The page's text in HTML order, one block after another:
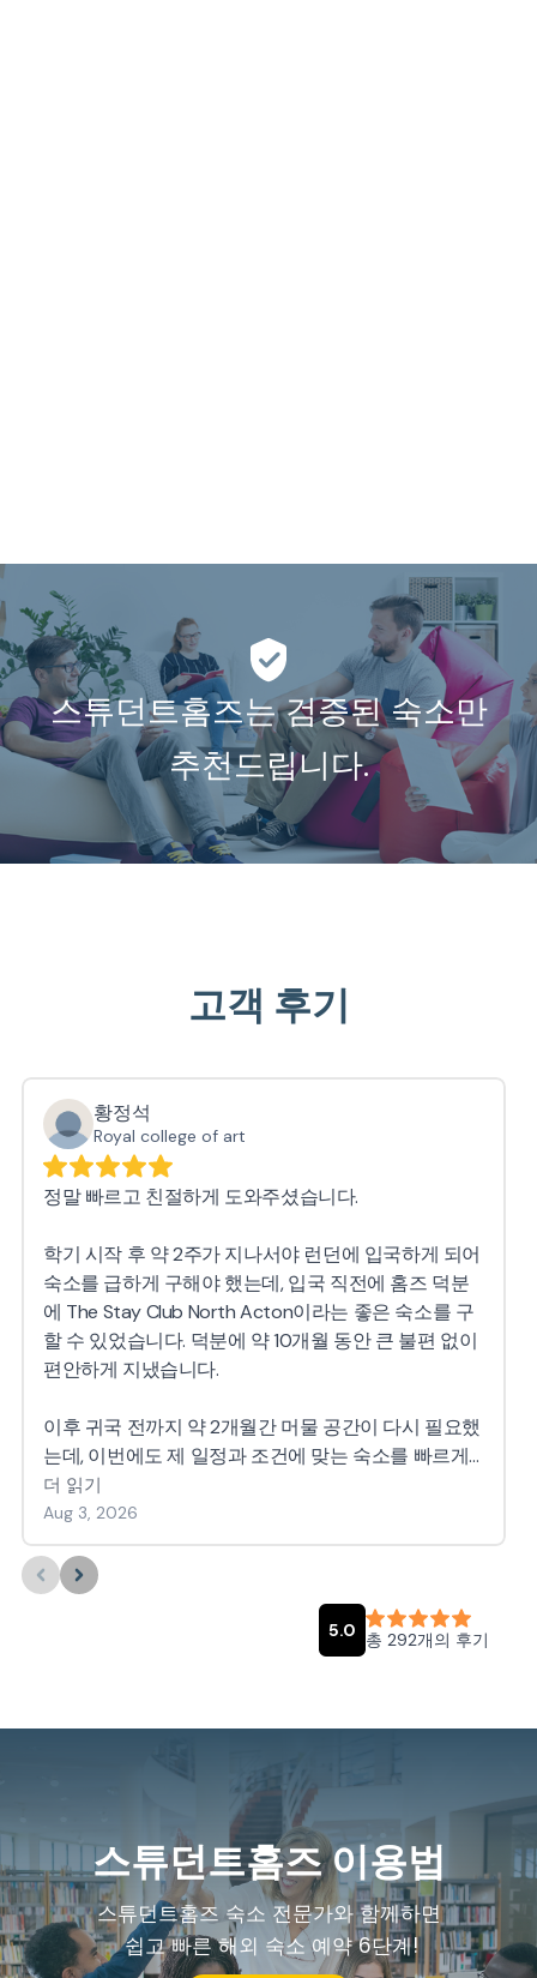
스튜던트홈즈는 검증된 숙소만
추천드립니다.
고객 후기
스튜던트홈즈 이용법
스튜던트홈즈 숙소 전문가와 함께하면
쉽고 빠른 해외 숙소 예약 6단계!